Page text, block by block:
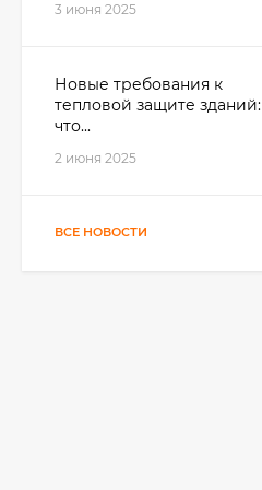
3 июня 2025
Новые требования к
тепловой защите зданий:
что...
2 июня 2025
ВСЕ НОВОСТИ